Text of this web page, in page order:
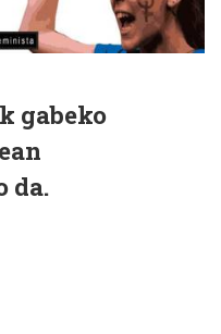
gabeko
da.